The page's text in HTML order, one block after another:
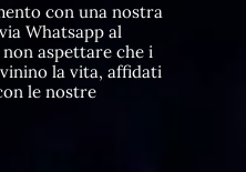
con una nostra
Whatsapp al
aspettare che i
la vita, affidati
le nostre